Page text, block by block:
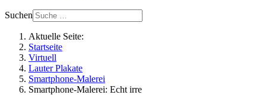
Suchen
Aktuelle Seite:
Startseite
Virtuell
Lauter Plakate
Smartphone-Malerei
Smartphone-Malerei: Echt irre